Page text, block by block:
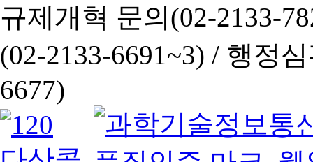
규제개혁 문의(02-2133-
(02-2133-6691~3) / 행정심
6677)